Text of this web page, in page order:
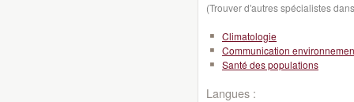
(Trouver d'autres spécialistes
Climatologie
Communication
Santé des populations
Langues :